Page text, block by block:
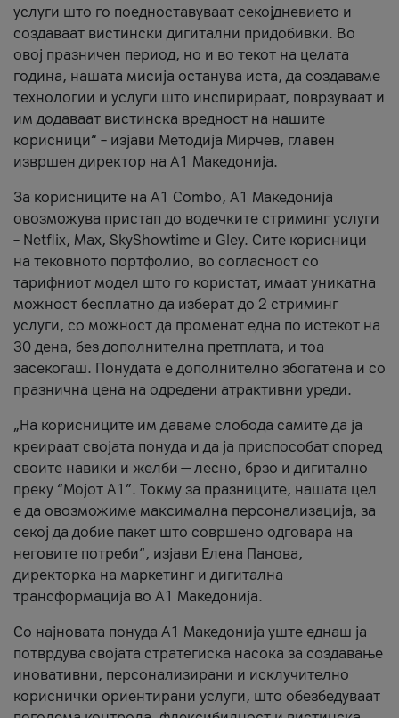
услуги што го поедноставуваат секојдневието и
создаваат вистински дигитални придобивки. Во
овој празничен период, но и во текот на целата
година, нашата мисија останува иста, да создаваме
технологии и услуги што инспирираат, поврзуваат и
им додаваат вистинска вредност на нашите
корисници“ – изјави Методија Мирчев, главен
извршен директор на А1 Македонија.
За корисниците на A1 Combo, А1 Македонија
овозможува пристап до водечките стриминг услуги
– Netflix, Max, SkyShowtime и Gley. Сите корисници
на тековното портфолио, во согласност со
тарифниот модел што го користат, имаат уникатна
можност бесплатно да изберат до 2 стриминг
услуги, со можност да променат една по истекот на
30 дена, без дополнителна претплата, и тоа
засекогаш. Понудата е дополнително збогатена и со
празнична цена на одредени атрактивни уреди.
„На корисниците им даваме слобода самите да ја
креираат својата понуда и да ја приспособат според
своите навики и желби — лесно, брзо и дигитално
преку “Мојот А1”. Токму за празниците, нашата цел
е да овозможиме максимална персонализација, за
секој да добие пакет што совршено одговара на
неговите потреби“, изјави Елена Панова,
директорка на маркетинг и дигитална
трансформација во А1 Македонија.
Со најновата понуда А1 Македонија уште еднаш ја
потврдува својата стратегиска насока за создавање
иновативни, персонализирани и исклучително
кориснички ориентирани услуги, што обезбедуваат